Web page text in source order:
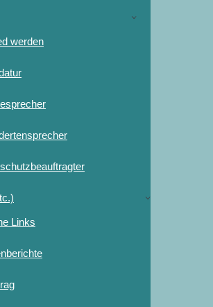
werden
Links